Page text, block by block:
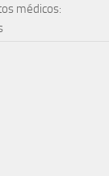
médicos: